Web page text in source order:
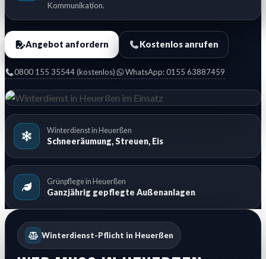
Kommunikation.
Angebot anfordern Kostenlos anrufen
0800 155 35544 (kostenlos) WhatsApp: 0155 63887459
Winterdienst in Heuerßen
Schneeräumung, Streuen, Eis
Grünpflege in Heuerßen
Ganzjährig gepflegte Außenanlagen
Winterdienst-Pflicht in Heuerßen